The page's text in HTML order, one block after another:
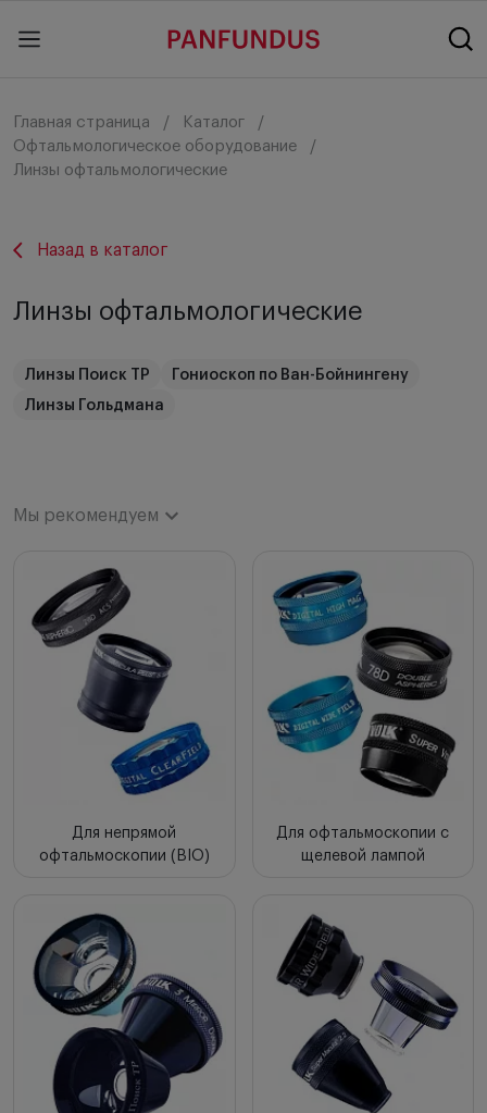
Главная страница
Каталог
Офтальмологическое оборудование
Линзы офтальмологические
Назад в каталог
Линзы офтальмологические
Линзы Поиск ТР
Гониоскоп по Ван-Бойнингену
Линзы Гольдмана
Мы рекомендуем
Новинки
Цена по возрастанию
Цена по убыванию
Сначала с высоким рейтингом
Для непрямой
офтальмоскопии (BIO)
Для офтальмоскопии с
щелевой лампой